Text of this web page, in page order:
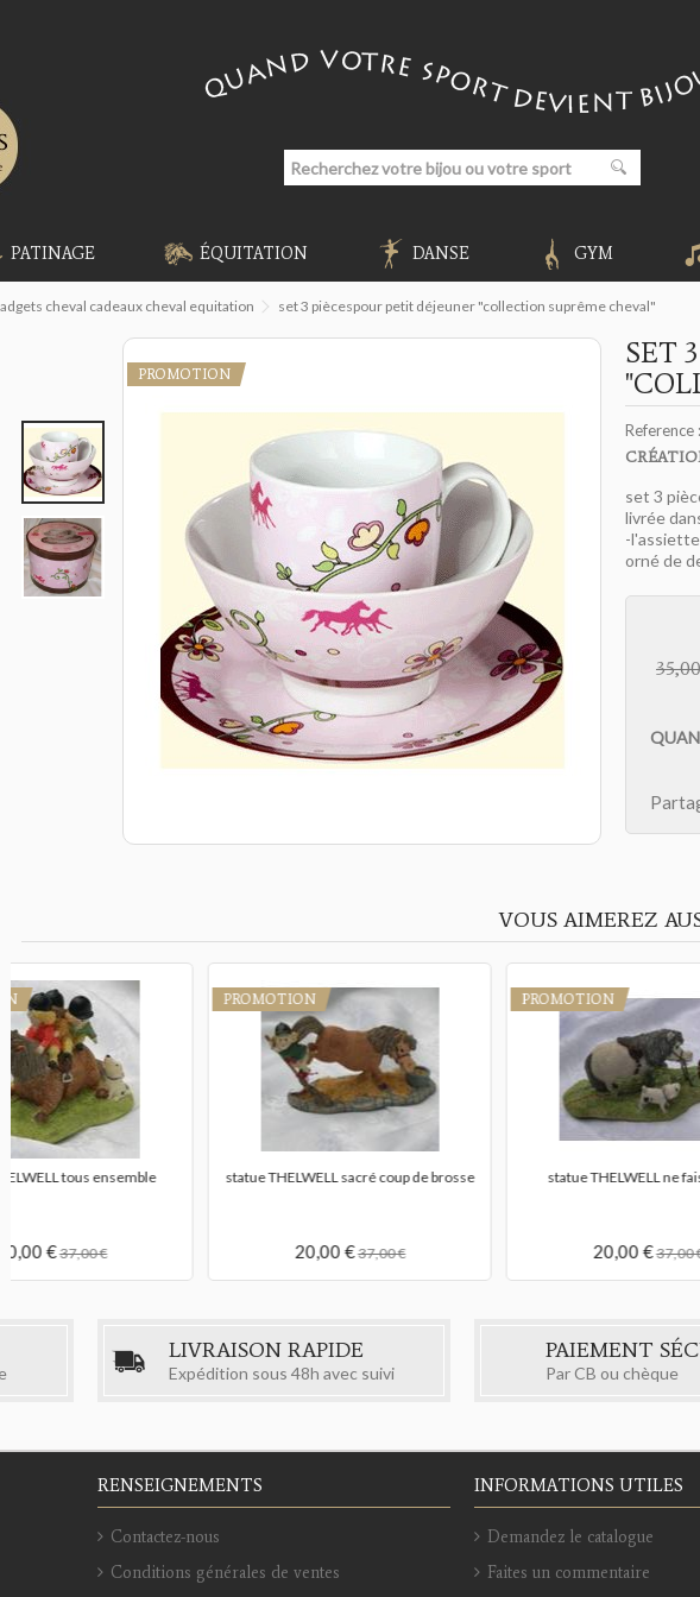
PATINAGE ÉQUITATION DANSE GYM
cheval cadeaux cheval equitation set 3 piècespour petit déjeuner "collection suprême cheval"
PROMOTION
SET
Reference :
set 3
livrée
-
orné de
VOUS AIMEREZ
PROMOTION
trousse à bijoux de voyage...
12,00 €
PROMOTION
bandana cheval
6,00 €
LIVRAISON RAPIDE
Expédition sous 48h avec suivi
PAIEMENT
Par CB ou chèque
RENSEIGNEMENTS
Contactez-nous
Conditions générales de ventes
INFORMATIONS UTILES
Demandez le catalogue
Faites un commentaire